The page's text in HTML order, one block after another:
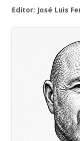
Editor: José Luis